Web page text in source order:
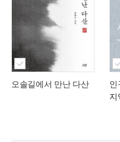
오솔길에서 만난 다산 인
지